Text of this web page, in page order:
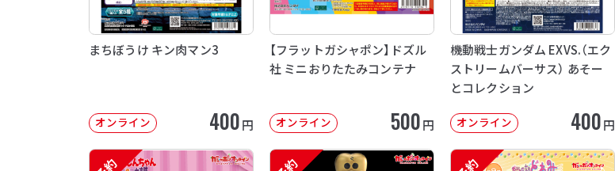
まちぼうけ キン肉マン3
オンライン 400円
【フラットガシャポン】ドズル
社 ミニおりたたみコンテナ
オンライン 500円
機動戦士ガンダム EXVS.（エク
ストリームバーサス） あそー
とコレクション
オンライン 400円